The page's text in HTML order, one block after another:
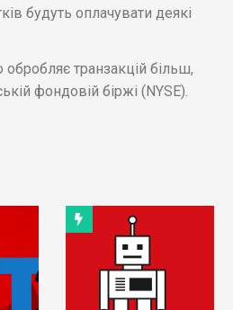
будуть оплачувати деякі
транзакцій більш,
фондовій біржі (NYSE).